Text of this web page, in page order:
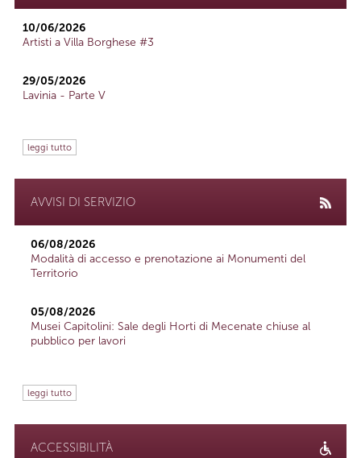
10/06/2026
Artisti a Villa Borghese #3
29/05/2026
Lavinia - Parte V
leggi tutto
AVVISI DI SERVIZIO
06/08/2026
Modalità di accesso e prenotazione ai Monumenti del
Territorio
05/08/2026
Musei Capitolini: Sale degli Horti di Mecenate chiuse al
pubblico per lavori
leggi tutto
ACCESSIBILITÀ